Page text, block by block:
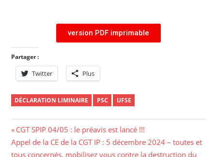
version PDF imprimable
Partager :
Twitter Plus
DÉCLARATION LIMINAIRE PSC UFSE
CGT SPIP 04/05 : le préavis est lancé !!!
Appel de la CE de la CGT IP : 5 décembre 2024 – toutes et
tous concernés, mobilisez vous contre la destruction du